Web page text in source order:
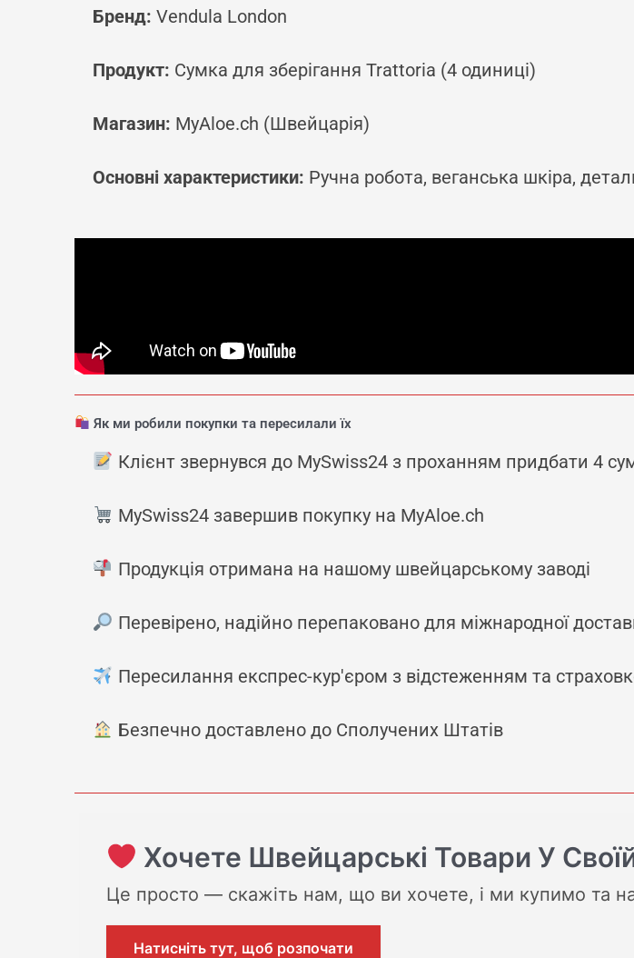
Бренд: Vendula London
Продукт: Сумка для зберігання Trattoria (4 одиниці)
Магазин: MyAloe.ch (Швейцарія)
Основні характеристики: Ручна робота, веганська шкіра,
Як ми робили покупки та пересилали їх
Клієнт звернувся до MySwiss24 з проханням придбати 4
MySwiss24 завершив покупку на MyAloe.ch
Продукція отримана на нашому швейцарському заводі
Перевірено, надійно перепаковано для міжнародної
Пересилання експрес-кур'єром з відстеженням та
Безпечно доставлено до Сполучених Штатів
Хочете Швейцарські Товари У Своїй
Це просто — скажіть нам, що ви хочете, і ми купимо та
Натисніть тут, щоб розпочати